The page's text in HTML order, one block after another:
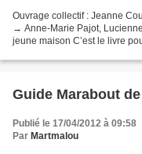
Ouvrage collectif : Jeanne
→ Anne-Marie Pajot,
jeune maison C’est le livre
Guide Marabout
Publié le 17/04/2012 à 09:58
Par Martmalou